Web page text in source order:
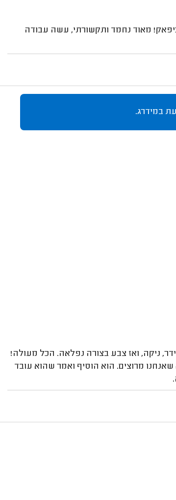
מאוד נחמד ותקשורתי, עשה עבודה
במידרג.
ניקה, ואז צבע בצורה נפלאה. הכל מעולה!
מרוצים. הוא הוסיף ואמר שהוא עובד